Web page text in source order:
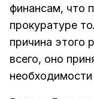
финансам, что
прокуратуре
причина этого
всего, оно
необходимости